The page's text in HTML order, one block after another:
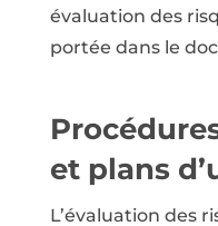
évaluation des
portée dans le
et plans
L’évaluation des